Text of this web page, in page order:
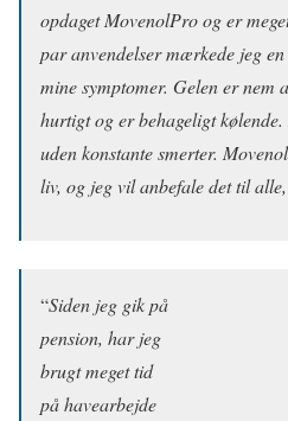
opdaget MovenolPro og er
par anvendelser mærkede jeg
mine symptomer. Gelen er nem
hurtigt og er behageligt
uden konstante smerter.
liv, og jeg vil anbefale det til
“Siden jeg gik på
pension, har jeg
brugt meget tid
på havearbejde